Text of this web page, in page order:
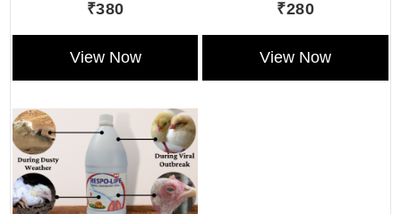
₹380
View Now
₹280
View Now